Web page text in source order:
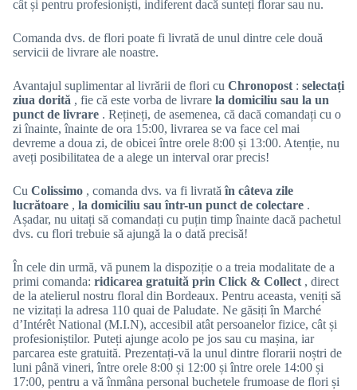
cât și pentru profesioniști, indiferent dacă sunteți florar sau nu.
Comanda dvs. de flori poate fi livrată de unul dintre cele două
servicii de livrare ale noastre.
Avantajul suplimentar al livrării de flori cu Chronopost : selectați
ziua dorită , fie că este vorba de livrare la domiciliu sau la un
punct de livrare . Rețineți, de asemenea, că dacă comandați cu o
zi înainte, înainte de ora 15:00, livrarea se va face cel mai
devreme a doua zi, de obicei între orele 8:00 și 13:00. Atenție, nu
aveți posibilitatea de a alege un interval orar precis!
Cu Colissimo , comanda dvs. va fi livratăîn câteva zile
lucrătoare , la domiciliu sau într-un punct de colectare .
Așadar, nu uitați să comandați cu puțin timp înainte dacă pachetul
dvs. cu flori trebuie să ajungă la o dată precisă!
În cele din urmă, vă punem la dispoziție o a treia modalitate de a
primi comanda: ridicarea gratuită prin Click & Collect , direct
de la atelierul nostru floral din Bordeaux. Pentru aceasta, veniți să
ne vizitați la adresa 110 quai de Paludate. Ne găsiți în Marché
d’Intérêt National (M.I.N), accesibil atât persoanelor fizice, cât și
profesioniștilor. Puteți ajunge acolo pe jos sau cu mașina, iar
parcarea este gratuită. Prezentați-vă la unul dintre florarii noștri de
luni până vineri, între orele 8:00 și 12:00 și între orele 14:00 și
17:00, pentru a vă înmâna personal buchetele frumoase de flori și